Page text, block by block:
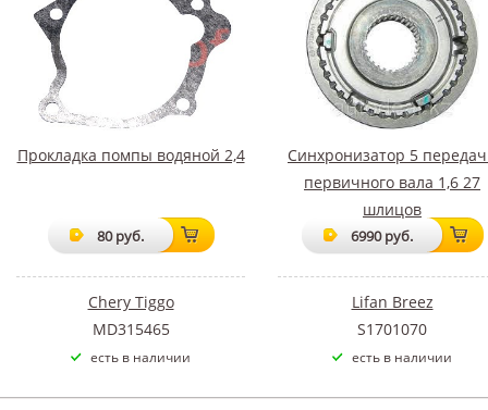
Прокладка помпы водяной 2,4
80 руб.
Chery Tiggo
MD315465
есть в наличии
Синхронизатор 5
первичного вала 1,6 27
шлицов
6990 руб.
Lifan Breez
S1701070
есть в наличии